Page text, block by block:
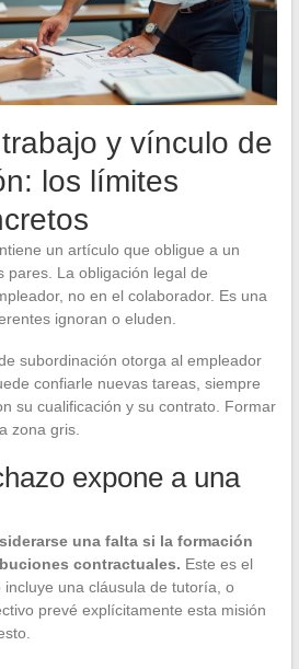
y vínculo de
los límites
un artículo que obligue a un
pares. La obligación legal de
no en el colaborador. Es una
ignoran o eluden.
subordinación otorga al empleador
confiarle nuevas tareas, siempre
su cualificación y su contrato. Formar
zona gris.
expone a una
una falta si la formación
contractuales. Este es el
una cláusula de tutoría, o
prevé explícitamente esta misión